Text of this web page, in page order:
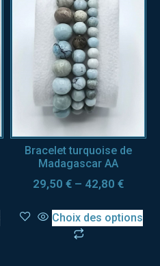
Bracelet turquoise de
Madagascar AA
29,50 € – 42,80 €
Choix des options